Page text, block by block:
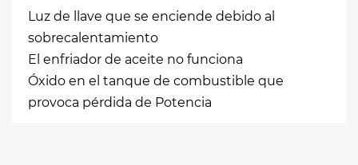
Luz de llave que se enciende debido al
sobrecalentamiento
El enfriador de aceite no funciona
Óxido en el tanque de combustible que
provoca pérdida de Potencia